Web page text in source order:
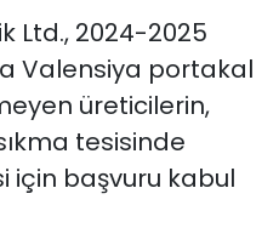
Ltd., 2024-2025
Valensiya portakal
üreticilerin,
tesisinde
için başvuru kabul